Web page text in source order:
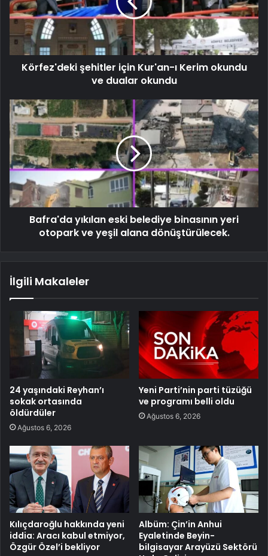
Körfez'deki şehitler için Kur'an-ı Kerim okundu
ve dualar okundu
Bafra'da yıkılan eski belediye binasının yeri
otopark ve yeşil alana dönüştürülecek.
İlgili Makaleler
24 yaşındaki Reyhan’ı
sokak ortasında
öldürdüler
Ağustos 6, 2026
Yeni Parti’nin parti tüzüğü
ve programı belli oldu
Ağustos 6, 2026
Kılıçdaroğlu hakkında yeni
iddia: Aracı kabul etmiyor,
Özgür Özel’i bekliyor
Albüm: Çin’in Anhui
Eyaletinde Beyin-
bilgisayar Arayüzü Sektörü